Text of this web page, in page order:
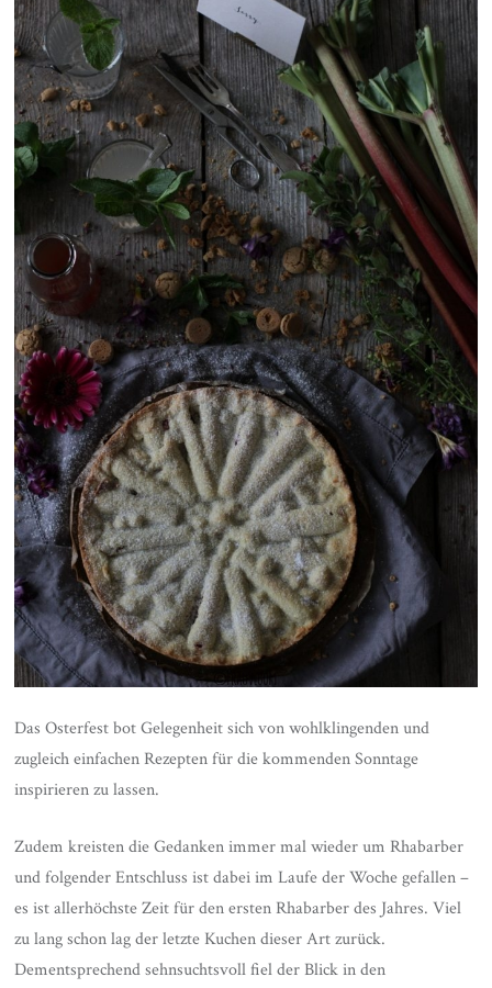
Das Osterfest bot Gelegenheit sich von wohlklingenden und
zugleich einfachen Rezepten für die kommenden Sonntage
inspirieren zu lassen.
Zudem kreisten die Gedanken immer mal wieder um Rhabarber
und folgender Entschluss ist dabei im Laufe der Woche gefallen –
es ist allerhöchste Zeit für den ersten Rhabarber des Jahres. Viel
zu lang schon lag der letzte Kuchen dieser Art zurück.
Dementsprechend sehnsuchtsvoll fiel der Blick in den